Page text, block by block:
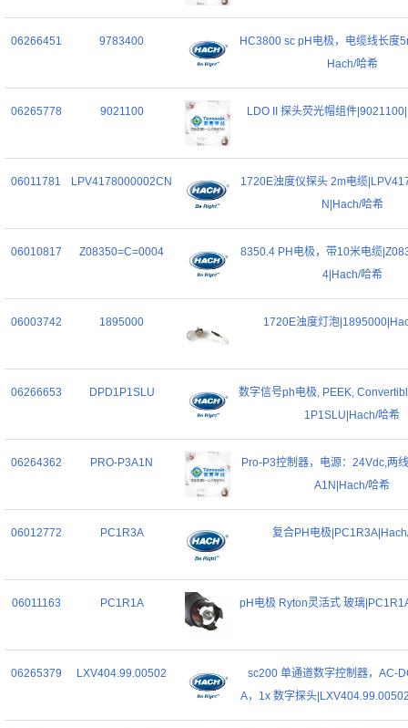
06266451 9783400
HC3800 sc pH电极，电缆线长度
Hach/哈希
06265778 9021100 LDO II 探头荧光帽组件
06011781 LPV4178000002CN
1720E浊度仪探头 2m电缆
N|Hach/哈希
06010817 Z08350=C=0004
8350.4 PH电极，带10米电缆
4|Hach/哈希
06003742 1895000 1720E浊度灯泡
06266653 DPD1P1SLU
数字信号ph电极, PEEK,
1P1SLU|Hach/哈希
06264362 PRO-P3A1N
Pro-P3控制器，电源：24Vdc,两
A1N|Hach/哈希
06012772 PC1R3A 复合PH电极
06011163 PC1R1A pH电极 Ryton灵活式 玻璃
06265379 LXV404.99.00502
sc200 单通道数字控制器，AC-
A，1x 数字探头